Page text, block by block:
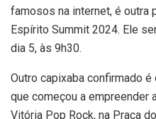
famosos na internet, é outra
Espírito Summit 2024. Ele
dia 5, às 9h30.
Outro capixaba confirmado
que começou a empreender
Vitória Pop Rock, na Praça